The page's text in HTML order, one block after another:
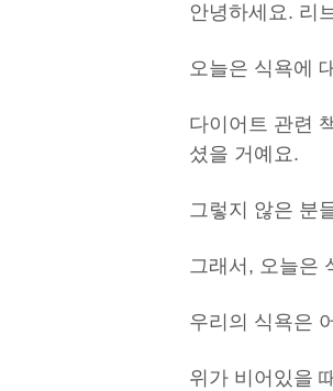
안녕하세요. 리
오늘은 식욕에
다이어트 관련
셨을 거예요.
그렇지 않은 분
그래서, 오늘은
우리의 식욕은
위가 비어있을